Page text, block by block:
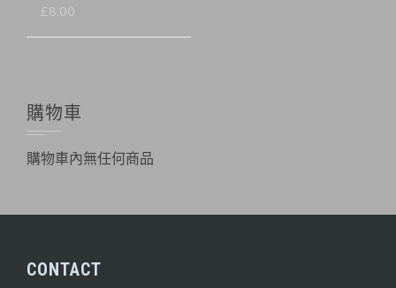
£8.00
購物車
購物車內無任何商品
CONTACT